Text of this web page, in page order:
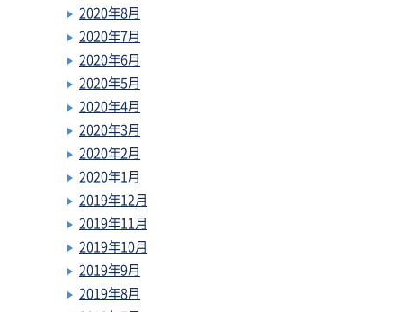
2020年8月
2020年7月
2020年6月
2020年5月
2020年4月
2020年3月
2020年2月
2020年1月
2019年12月
2019年11月
2019年10月
2019年9月
2019年8月